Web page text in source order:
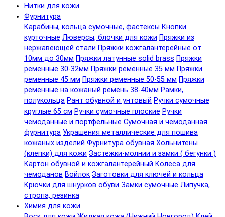
Нитки для кожи
Фурнитура
Карабины, кольца сумочные, фастексы Кнопки
курточные Люверсы, блочки для кожи Пряжки из
нержавеющей стали Пряжки кожгалантерейные от
10мм до 30мм Пряжки латунные solid brass Пряжки
ременные 30-32мм Пряжки ременные 35 мм Пряжки
ременные 45 мм Пряжки ременные 50-55 мм Пряжки
ременные на кожаный ремень 38-40мм Рамки,
полукольца Рант обувной и унтовый Ручки сумочные
круглые 65 см Ручки сумочные плоские Ручки
чемоданные и портфельные Сумочная и чемоданная
фурнитура Украшения металлические для пошива
кожаных изделий Фурнитура обувная Хольнитены
(клепки) для кожи Застежки-молнии и замки ( бегунки )
Картон обувной и кожгалантерейный Колеса для
чемоданов Войлок Заготовки для ключей и кольца
Крючки для шнурков обуви Замки сумочные Липучка,
стропа, резинка
Химия для кожи